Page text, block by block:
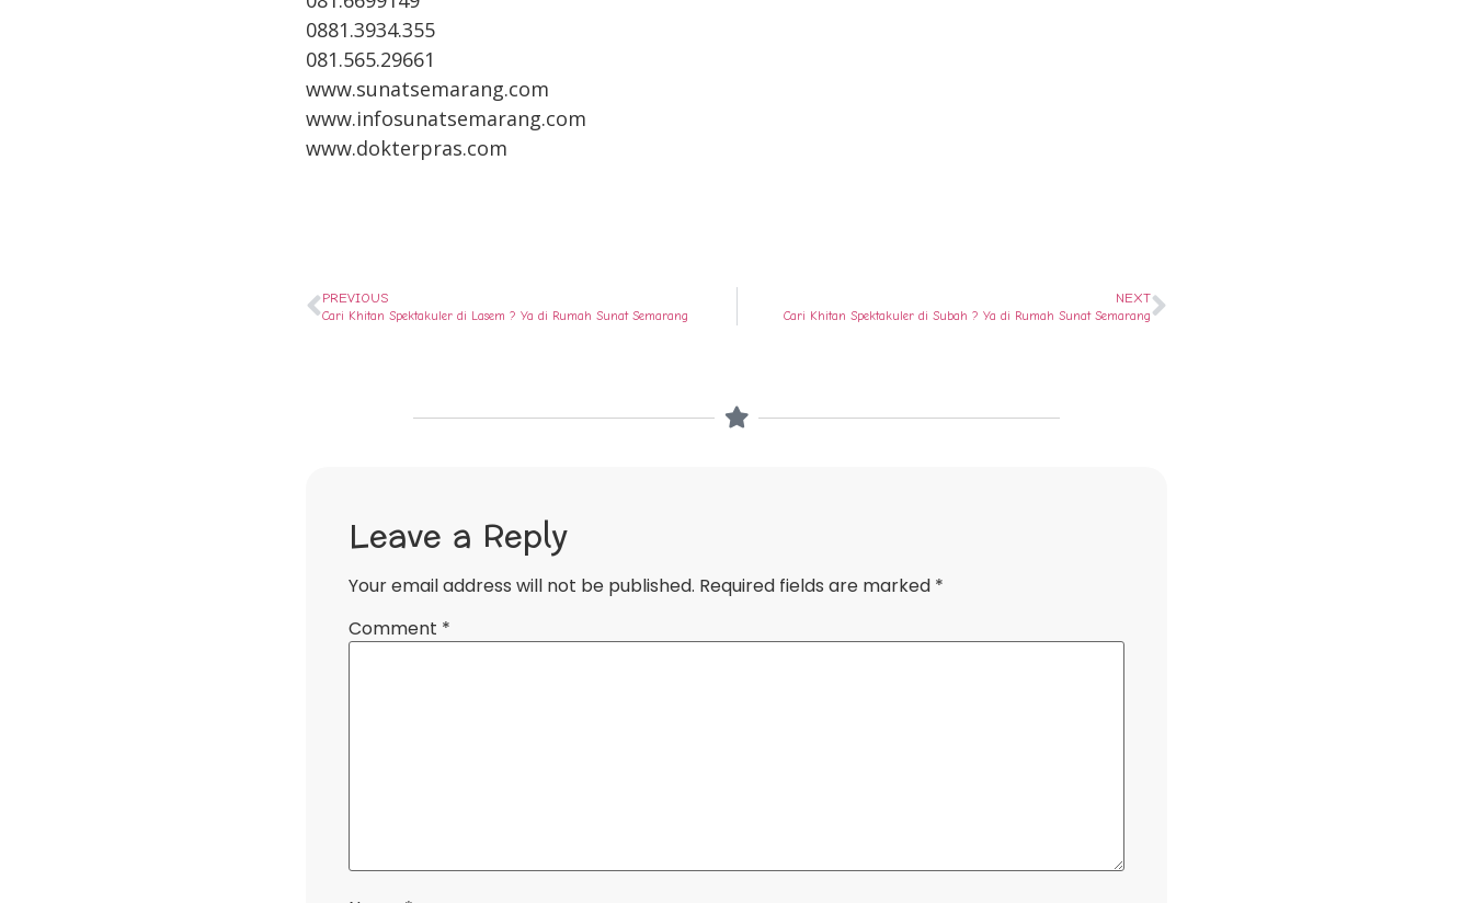
0881.3934.355
081.565.29661
www.sunatsemarang.com
www.infosunatsemarang.com
www.dokterpras.com
PREVIOUS
Cari Khitan Spektakuler di Lasem ? Ya di Rumah Sunat Semarang
NEXT
Cari Khitan Spektakuler di Subah ? Ya di Rumah Sunat Semarang
Leave a Reply
Your email address will not be published. Required fields are marked *
Comment *